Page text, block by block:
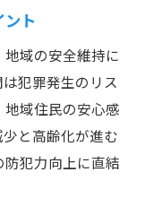
ト
域の安全維持に
犯罪発生のリス
域住民の安心感
と高齢化が進む
犯力向上に直結